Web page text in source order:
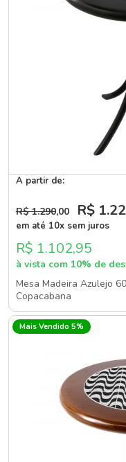
A partir de:
R$ 1.290,00 R$
em até 10x sem juros
R$ 1.102,95
à vista com 10% de
Mesa Madeira Azulejo
Copacabana
Mais Vendido 5%